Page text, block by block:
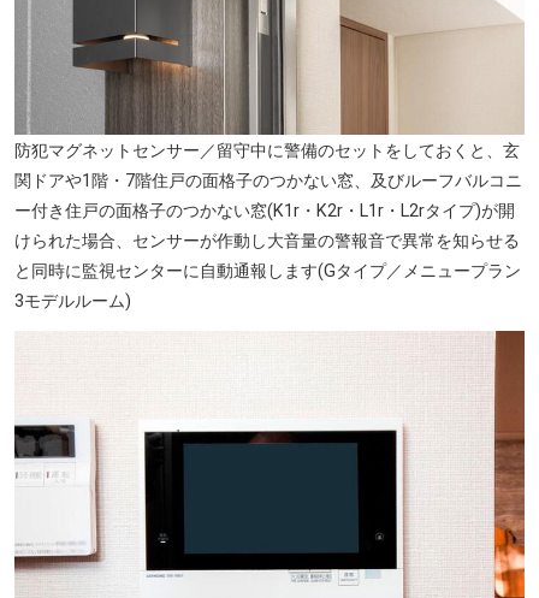
防犯マグネットセンサー／留守中に警備のセットをしておくと、玄
関ドアや1階・7階住戸の面格子のつかない窓、及びルーフバルコニ
ー付き住戸の面格子のつかない窓(K1r・K2r・L1r・L2rタイプ)が開
けられた場合、センサーが作動し大音量の警報音で異常を知らせる
と同時に監視センターに自動通報します(Gタイプ／メニュープラン
3モデルルーム)